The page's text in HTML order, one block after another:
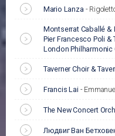
Mario Lanza -
Montserrat Caballé &
Pier Francesco Poli
London Philharmonic
Taverner Choir &
Francis Lai -
The New Concert
Людвиг Ван